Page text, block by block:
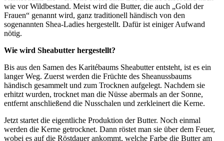
wie vor Wildbestand. Meist wird die Butter, die auch „Gold der
Frauen“ genannt wird, ganz traditionell händisch von den
sogenannten Shea-Ladies hergestellt. Dafür ist einiger Aufwand
nötig.
Wie wird Sheabutter hergestellt?
Bis aus den Samen des Karitébaums Sheabutter entsteht, ist es ein
langer Weg. Zuerst werden die Früchte des Sheanussbaums
händisch gesammelt und zum Trocknen aufgelegt. Nachdem sie
erhitzt wurden, trocknet man die Nüsse abermals an der Sonne,
entfernt anschließend die Nusschalen und zerkleinert die Kerne.
Jetzt startet die eigentliche Produktion der Butter. Noch einmal
werden die Kerne getrocknet. Dann röstet man sie über dem Feuer,
wobei es auf die Röstdauer ankommt, welche Farbe die Butter am